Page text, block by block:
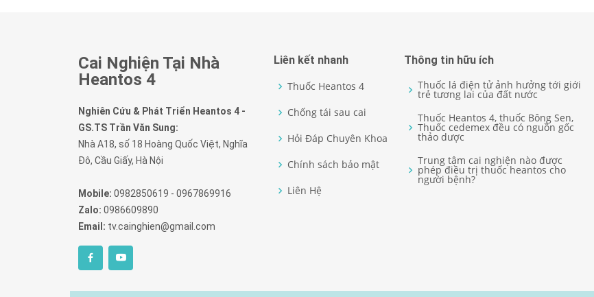
Cai Nghiện Tại Nhà
Heantos 4
Nghiên Cứu & Phát Triển Heantos 4 -
GS.TS Trần Văn Sung:
Nhà A18, số 18 Hoàng Quốc Việt, Nghĩa
Đô, Cầu Giấy, Hà Nội
Mobile: 0982850619 - 0967869916
Zalo: 0986609890
Email: tv.cainghien@gmail.com
Liên kết nhanh
Thuốc Heantos 4
Chống tái sau cai
Hỏi Đáp Chuyên Khoa
Chính sách bảo mật
Liên Hệ
Thông tin hữu ích
Thuốc lá điện tử ảnh hưởng tới giới
trẻ tương lai của đất nước
Thuốc Heantos 4, thuốc Bông Sen,
Thuốc cedemex đều có nguồn gốc
thảo dược
Trung tâm cai nghiện nào được
phép điều trị thuốc heantos cho
người bệnh?